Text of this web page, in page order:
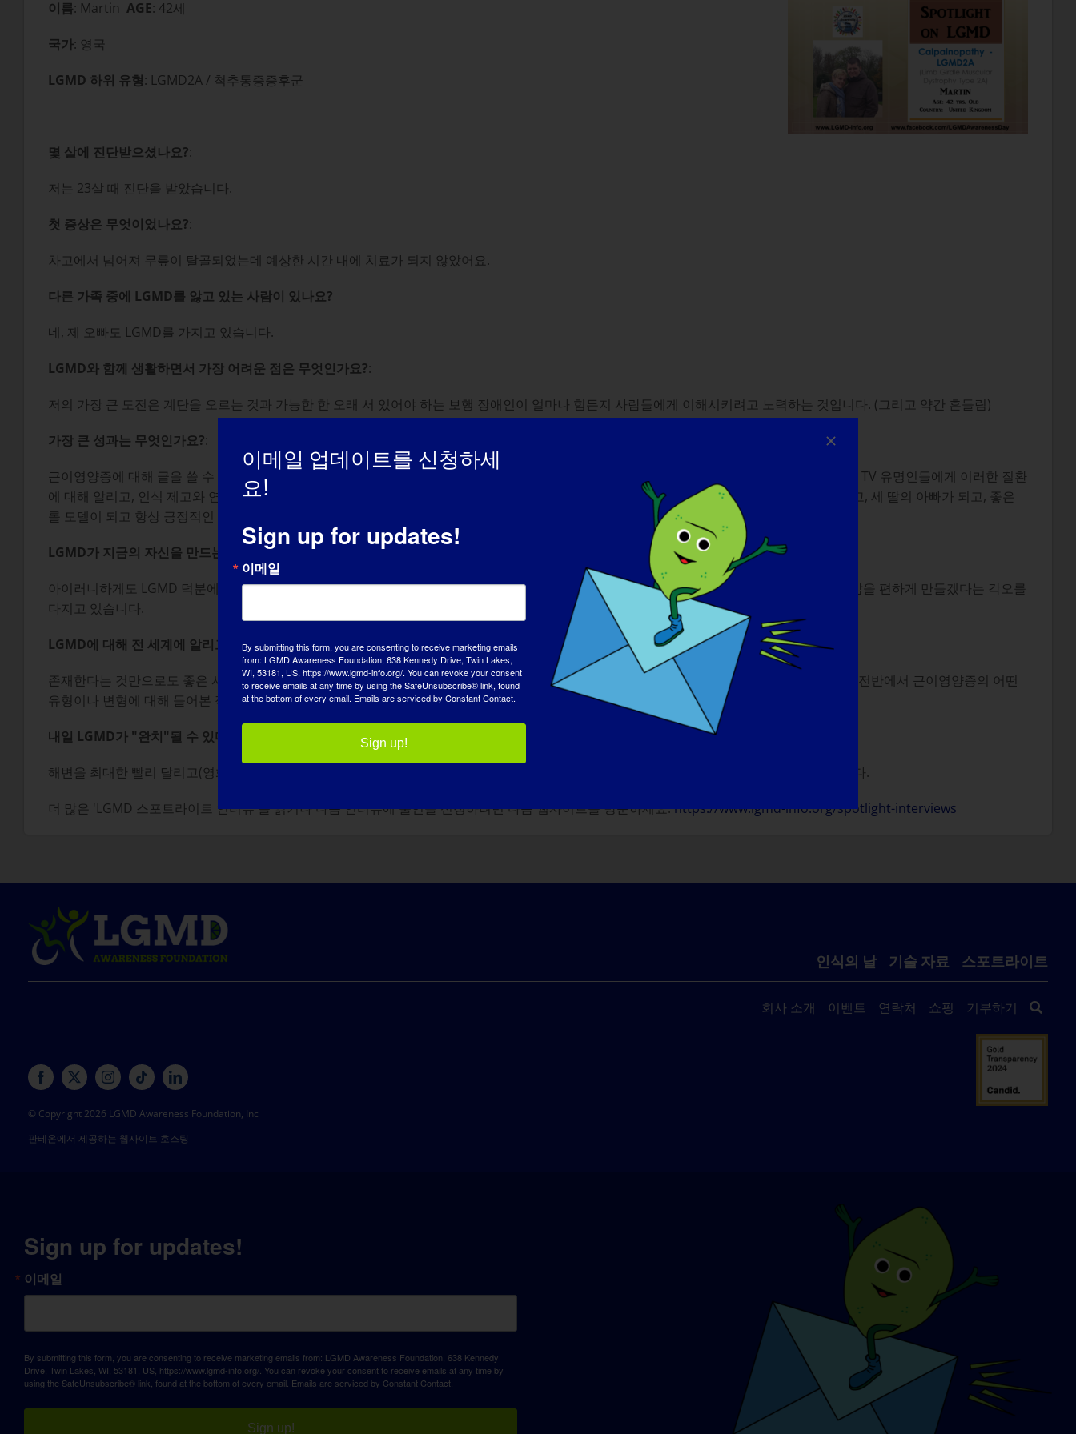
이름: Martin AGE: 42세
국가: 영국
LGMD 하위 유형: LGMD2A / 척추통증증후군
몇 살에 진단받으셨나요?:
저는 23살 때 진단을 받았습니다.
첫 증상은 무엇이었나요?:
차고에서 넘어져 무릎이 탈골되었는데 예상한 시간 내에 치료가 되지 않았어요.
다른 가족 중에 LGMD를 앓고 있는 사람이 있나요?
네, 제 오빠도 LGMD를 가지고 있습니다.
LGMD와 함께 생활하면서 가장 어려운 점은 무엇인가요?:
저의 가장 큰 도전은 계단을 오르는 것과 가능한 한 오래 서 있어야 하는 보행 장애인이 얼마나 힘든지 사람들에게 이해시키려고 노력하는 것입니다. (그리고 약간 흔들림)
가장 큰 성과는 무엇인가요?:
근이영양증에 대해 글을 쓸 수 있다는 것을 깨달았고 사람들도 귀를 기울여 주었어요! 저는 국회의사당에 참석하고, 소셜 미디어를 통해 스포츠 및 TV 유명인들에게 이러한 질환
에 대해 알리고, 인식 제고와 연구 기금 마련을 위한 모든 노력에 대해 MDUK로부터 인정과 보상을 받고, 다른 사람들을 돕는 위치로 경력을 바꾸고, 세 딸의 아빠가 되고, 좋은
롤 모델이 되고 항상 긍정적인 자세를 유지하려고 노력했습니다.
LGMD가 지금의 자신을 만드는 데 어떤 영향을 미쳤나요?
아이러니하게도 LGMD 덕분에 제가 생각했던 것보다 더 강해졌다고 생각하며, 앞으로 모든 사람들에게 이러한 상황을 알리고 더 많은 사람들의 삶을 편하게 만들겠다는 각오를
다지고 있습니다.
LGMD에 대해 전 세계에 알리고 싶은 내용:
존재한다는 것만으로도 좋은 시작이 될 것입니다! 제가 진단을 받고 몇 년이 지난 후에야 이 질환에 대해 이야기하기 시작했을 때 가족, 친구, 사회 전반에서 근이영양증의 어떤
유형이나 변형에 대해 들어본 적이 없다는 사실을 알게 되었으며, 사람들이 이러한 질환에 대해 알아야 한다는 것은 반드시 바뀌어야 합니다.
내일 LGMD가 "완치"될 수 있다면 가장 먼저 하고 싶은 일은 무엇인가요?
해변을 최대한 빨리 달리고(영화 '불의 전차'와 반젤리스의 사운드트랙을 생각해보세요!), 모든 딸들과 아내와 함께 가장 큰 포옹을 하고 싶었습니다.
더 많은 'LGMD 스포트라이트 인터뷰'를 읽거나 다음 인터뷰에 출연을 신청하려면 다음 웹사이트를 방문하세요:https://www.lgmd-info.org/spotlight-interviews
인식의 날 기술 자료 스포트라이트
회사 소개 이벤트 연락처 쇼핑 기부하기
© Copyright 2026 LGMD Awareness Foundation, Inc
판테온에서 제공하는 웹사이트 호스팅
Sign up for updates!
이메일
By submitting this form, you are consenting to receive marketing emails from: LGMD Awareness Foundation, 638 Kennedy
Drive, Twin Lakes, WI, 53181, US, https://www.lgmd-info.org/. You can revoke your consent to receive emails at any time by
using the SafeUnsubscribe® link, found at the bottom of every email. Emails are serviced by Constant Contact.
Sign up!
이메일 업데이트를 신청하세
요!
Sign up for updates!
이메일
By submitting this form, you are consenting to receive marketing emails
from: LGMD Awareness Foundation, 638 Kennedy Drive, Twin Lakes,
WI, 53181, US, https://www.lgmd-info.org/. You can revoke your consent
to receive emails at any time by using the SafeUnsubscribe® link, found
at the bottom of every email. Emails are serviced by Constant Contact.
Sign up!